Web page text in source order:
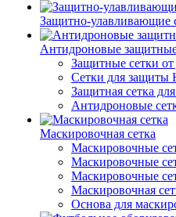
Защитно-улавливающие
Антидроновые
Защитные сетки
Сетки для защиты
Защитная сетка
Антидроновые
Маскировочная сетка
Маскировочные
Маскировочные
Маскировочные
Маскировочная
Основа для